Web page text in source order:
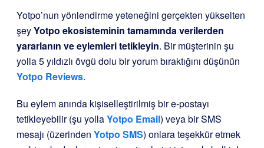
Yotpo’nun yönlendirme yeteneğini gerçekten yükselten
şeyYotpo ekosisteminin tamamında verilerden
yararlanın ve eylemleri tetikleyin. Bir müşterinin şu
yolla 5 yıldızlı övgü dolu bir yorum bıraktığını düşünün
Yotpo Reviews.
Bu eylem anında kişiselleştirilmiş bir e-postayı
tetikleyebilir (şu yollaYotpo Email) veya bir SMS
mesajı (üzerinden Yotpo SMS) onlara teşekkür etmek